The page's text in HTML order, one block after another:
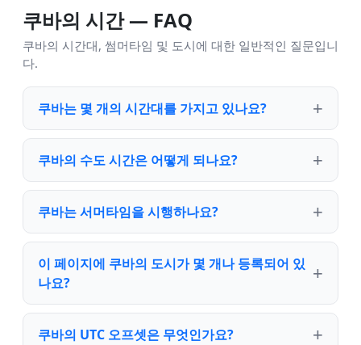
쿠바의 시간 — FAQ
쿠바의 시간대, 썸머타임 및 도시에 대한 일반적인 질문입니
다.
쿠바는 몇 개의 시간대를 가지고 있나요?
쿠바의 수도 시간은 어떻게 되나요?
쿠바는 서머타임을 시행하나요?
이 페이지에 쿠바의 도시가 몇 개나 등록되어 있
나요?
쿠바의 UTC 오프셋은 무엇인가요?